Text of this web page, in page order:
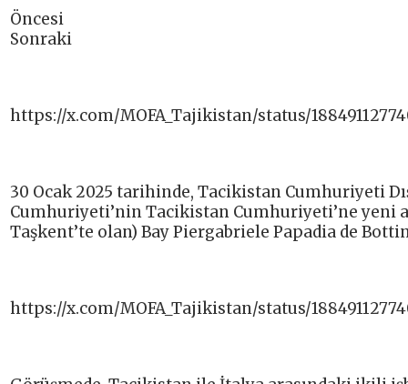
Öncesi
Sonraki
https://x.com/MOFA_Tajikistan/status/
30 Ocak 2025 tarihinde, Tacikistan Cumhuriyeti
Cumhuriyeti’nin Tacikistan Cumhuriyeti’ne yeni
Taşkent’te olan) Bay Piergabriele Papadia de
https://x.com/MOFA_Tajikistan/status/